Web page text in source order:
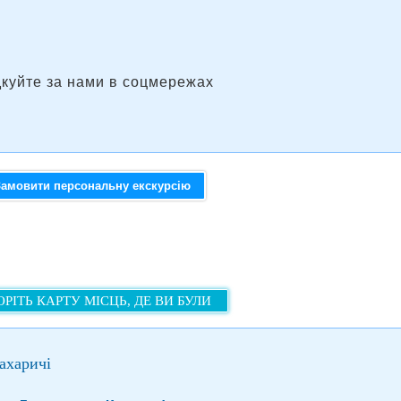
за нами в соцмережах
персональну екскурсію
КАРТУ МІСЦЬ, ДЕ ВИ БУЛИ